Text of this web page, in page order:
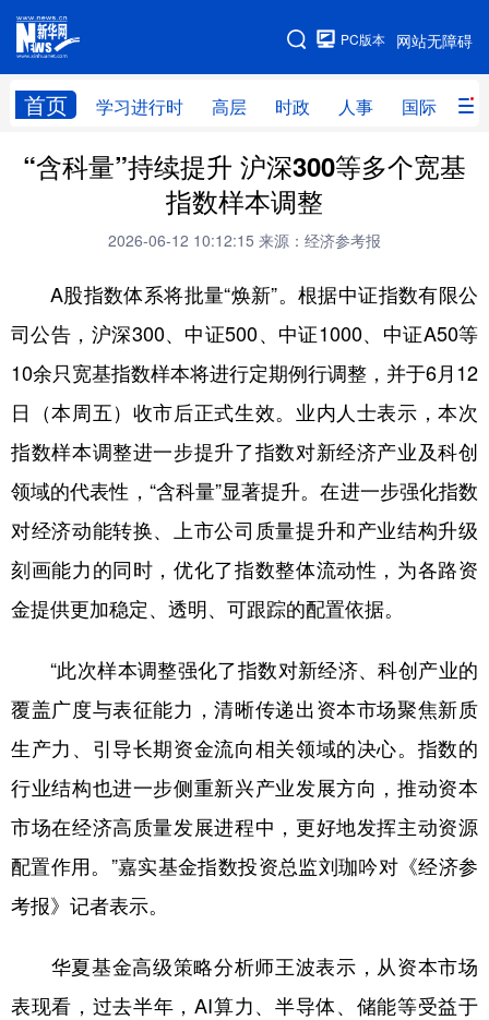
网站无障碍
PC版本
首页 学习进行时 高层 时政 人事 国际 财
网站地图
学习进行时 高层 时政 人事
财经 网评
全球连线
科技 科创 量子 体育
文化 书画 健康 军事
法律 中央文件 金融 汽车
食品 人居 信息化 数字经济
学术中国 乡村振兴 银龄 溯源中国
城市 旅游 能源 会展
彩票 娱乐 时尚
公益 一带一路 亚太网 上市公司
文化产业
地方频道
辽宁
山东 河南 湖北 湖南
“含科量”持续提升 沪深300等多个宽基
指数样本调整
2026-06-12 10:12:15 来源：经济参考报
A股指数体系将批量“焕新”。根据中证指数有限公
司公告，沪深300、中证500、中证1000、中证A50等
10余只宽基指数样本将进行定期例行调整，并于6月12
日（本周五）收市后正式生效。业内人士表示，本次
指数样本调整进一步提升了指数对新经济产业及科创
领域的代表性，“含科量”显著提升。在进一步强化指数
对经济动能转换、上市公司质量提升和产业结构升级
刻画能力的同时，优化了指数整体流动性，为各路资
金提供更加稳定、透明、可跟踪的配置依据。
“此次样本调整强化了指数对新经济、科创产业的
覆盖广度与表征能力，清晰传递出资本市场聚焦新质
生产力、引导长期资金流向相关领域的决心。指数的
行业结构也进一步侧重新兴产业发展方向，推动资本
市场在经济高质量发展进程中，更好地发挥主动资源
配置作用。”嘉实基金指数投资总监刘珈吟对《经济参
考报》记者表示。
华夏基金高级策略分析师王波表示，从资本市场
表现看，过去半年，AI算力、半导体、储能等受益于